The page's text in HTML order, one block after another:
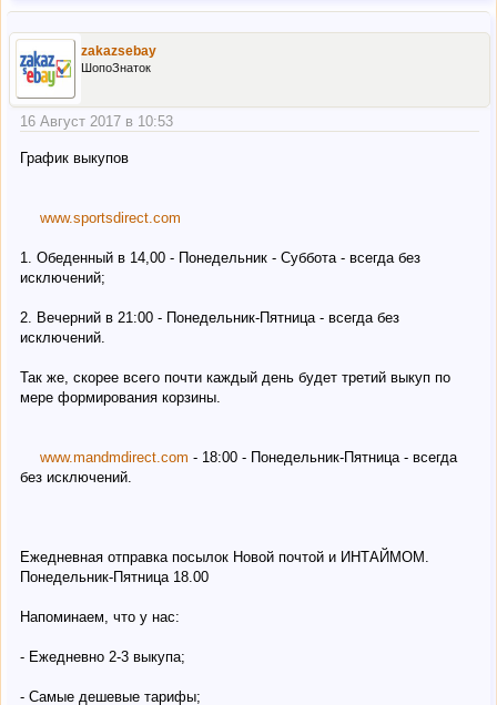
zakazsebay
ШопоЗнаток
16 Август 2017 в 10:53
График выкупов
www.sportsdirect.com
1. Обеденный в 14,00 - Понедельник - Суббота - всегда без
исключений;
2. Вечерний в 21:00 - Понедельник-Пятница - всегда без
исключений.
Так же, скорее всего почти каждый день будет третий выкуп по
мере формирования корзины.
www.mandmdirect.com - 18:00 - Понедельник-Пятница - всегда
без исключений.
Ежедневная отправка посылок Новой почтой и ИНТАЙМОМ.
Понедельник-Пятница 18.00
Напоминаем, что у нас:
- Ежедневно 2-3 выкупа;
- Самые дешевые тарифы;